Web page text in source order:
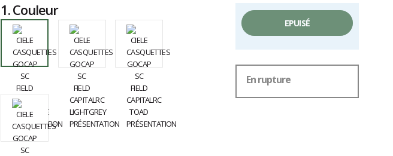
1.Couleur
EPUISÉ
En rupture